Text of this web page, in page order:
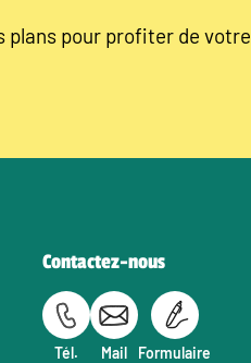
plans pour profiter de votre
Contactez-nous
Tél. Mail Formulaire